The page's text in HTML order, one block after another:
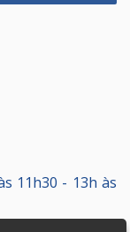
11h30 - 13h às